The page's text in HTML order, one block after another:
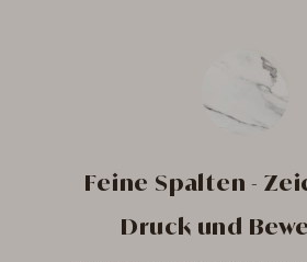
Feine Spalten -
Druck und